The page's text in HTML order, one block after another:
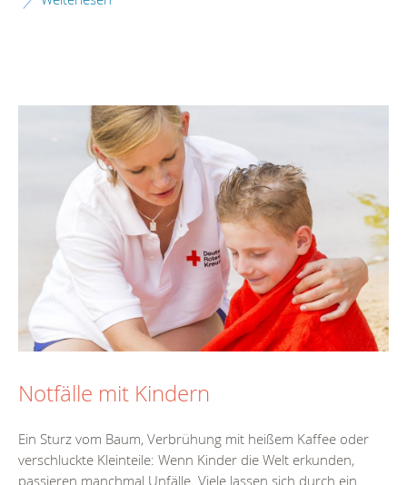
Notfälle mit Kindern
Ein Sturz vom Baum, Verbrühung mit heißem Kaffee oder
verschluckte Kleinteile: Wenn Kinder die Welt erkunden,
passieren manchmal Unfälle. Viele lassen sich durch ein